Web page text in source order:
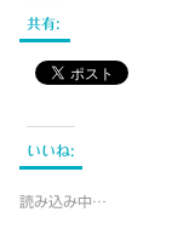
共有:
いいね:
読み込み中…